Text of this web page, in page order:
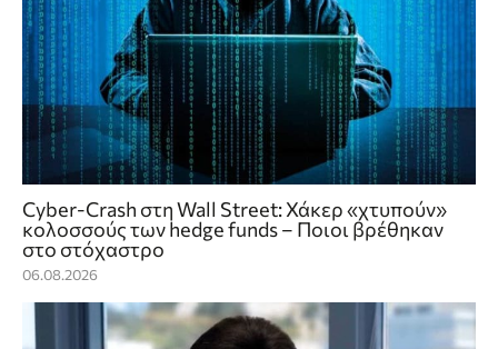
Cyber-Crash στη Wall Street: Χάκερ «χτυπούν»
κολοσσούς των hedge funds – Ποιοι βρέθηκαν
στο στόχαστρο
06.08.2026